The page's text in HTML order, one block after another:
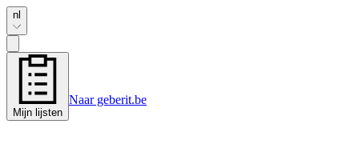
nl
Mijn lijsten
Naar geberit.be